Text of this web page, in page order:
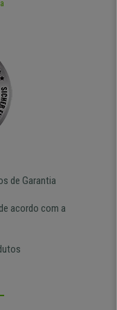
de Garantia
acordo com a